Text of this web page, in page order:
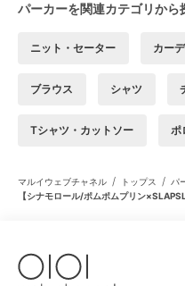
パーカーを関連カテゴリから
ニット・セーター カー
ブラウス シャツ
Tシャツ・カットソー ポ
マルイウェブチャネル / トップス / パ
【シナモロール/ポムポムプリン